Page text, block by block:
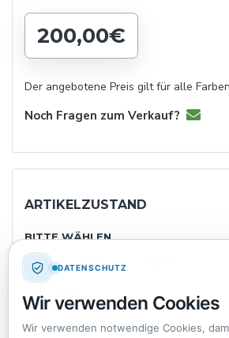
200,00€
ARTIKELZUSTAND
BITTE WÄHLEN
NEU WIE NEU
IN ORDNUNG
Der angebotene Preis gilt für alle
Noch Fragen zum Verkauf?
DATENSCHUTZ
Wir verwenden Cookies
Wir verwenden notwendige Cookies,